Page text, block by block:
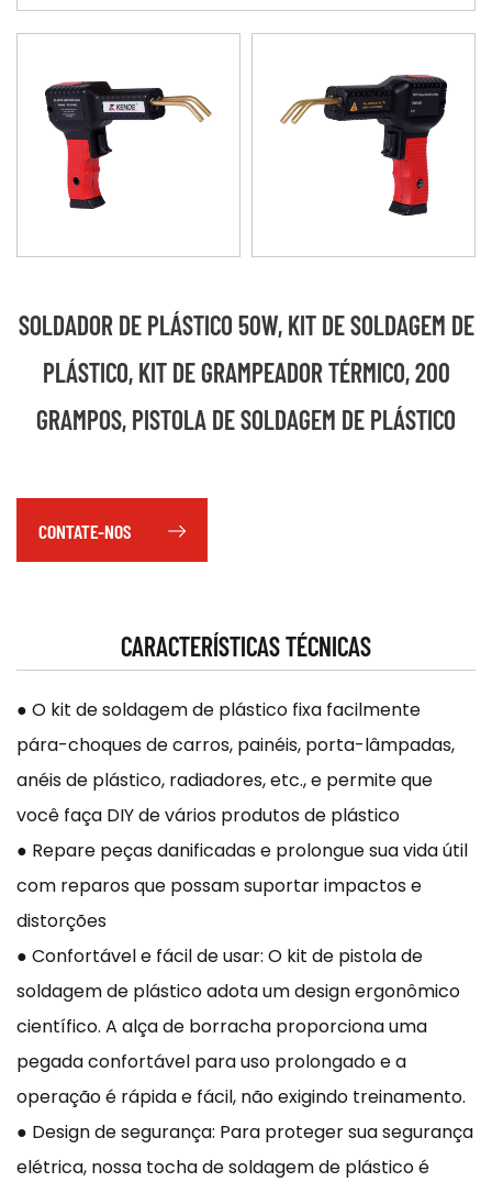
SOLDADOR DE PLÁSTICO 50W, KIT DE SOLDAGEM DE
PLÁSTICO, KIT DE GRAMPEADOR TÉRMICO, 200
GRAMPOS, PISTOLA DE SOLDAGEM DE PLÁSTICO
CONTATE-NOS
CARACTERÍSTICAS TÉCNICAS
● O kit de soldagem de plástico fixa facilmente
pára-choques de carros, painéis, porta-lâmpadas,
anéis de plástico, radiadores, etc., e permite que
você faça DIY de vários produtos de plástico
● Repare peças danificadas e prolongue sua vida útil
com reparos que possam suportar impactos e
distorções
● Confortável e fácil de usar: O kit de pistola de
soldagem de plástico adota um design ergonômico
científico. A alça de borracha proporciona uma
pegada confortável para uso prolongado e a
operação é rápida e fácil, não exigindo treinamento.
● Design de segurança: Para proteger sua segurança
elétrica, nossa tocha de soldagem de plástico é